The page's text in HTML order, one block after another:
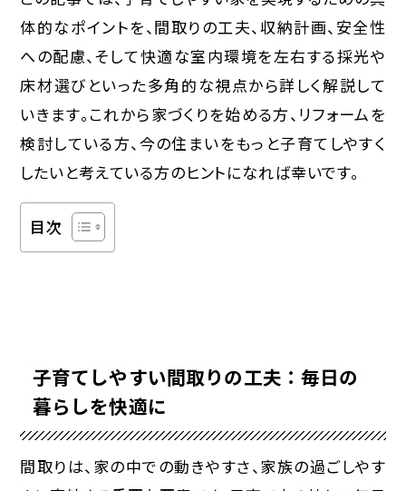
体的なポイントを、間取りの工夫、収納計画、安全性
への配慮、そして快適な室内環境を左右する採光や
床材選びといった多角的な視点から詳しく解説して
いきます。これから家づくりを始める方、リフォームを
検討している方、今の住まいをもっと子育てしやすく
したいと考えている方のヒントになれば幸いです。
目次
子育てしやすい間取りの工夫：毎日の
暮らしを快適に
間取りは、家の中での動きやすさ、家族の過ごしやす